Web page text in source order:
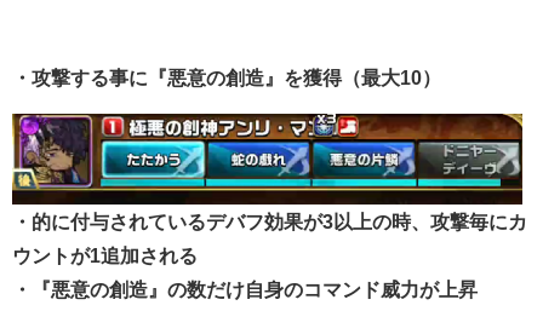
・攻撃する事に『悪意の創造』を獲得（最大10）
・的に付与されているデバフ効果が3以上の時、攻撃毎にカ
ウントが1追加される
・『悪意の創造』の数だけ自身のコマンド威力が上昇